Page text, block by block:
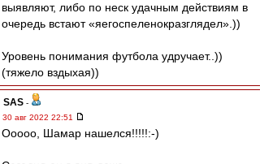
выявляют, либо по неск удачным действиям в
очередь встают «яегоспеленокразглядел».))
Уровень понимания футбола удручает..))
(тяжело вздыхая))
SAS -
30 авг 2022 22:51
Ооооо, Шамар нашелся!!!!!:-)